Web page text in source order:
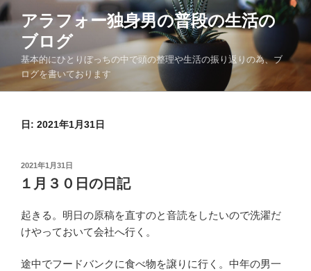
コ
ン
へ
アラフォー独身男の普段の生活の
ブログ
基本的にひとりぼっちの中で頭の整理や生活の振り返りの為、ブ
ログを書いております
日: 2021年1月31日
投
稿
日:
2021年1月31日
１月３０日の日記
起きる。明日の原稿を直すのと音読をしたいので洗濯だ
けやっておいて会社へ行く。
途中でフードバンクに食べ物を譲りに行く。中年の男一